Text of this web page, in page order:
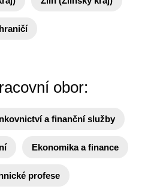
obor:
a finanční služby
Ekonomika a finance
profese